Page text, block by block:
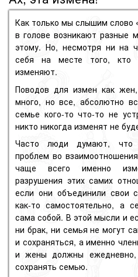
Как только мы слышим слово
в голове возникают разные
этому. Но, несмотря ни на
себя на месте того, кто
изменяют.
Поводов для измен как
много, но все, абсолютно
семье кого-то что-то не
никто никогда изменят не
Часто люди думают, что
проблем во
чаще всего именно
разрушения этих самих
если они объединили свои
как-то самостоятельно, а
сама собой. В этой мысли и
ни брак, ни семья не могут
и сохраняться, а именно
и жены должны ежедневно,
сохранять семью.